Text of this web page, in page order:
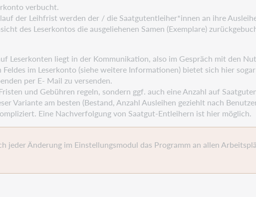
verbucht.
der Leihfrist werden der / die Saatgutentleiher*innen an ihre
des Leserkontos die ausgeliehenen Samen (Exemplare)
Leserkonten liegt in der Kommunikation, also im Gespräch mit den
im Leserkonto (siehe weitere Informationen) bietet sich hier
per E- Mail zu versenden.
und Gebühren regeln, sondern ggf. auch eine Anzahl auf
Variante am besten (Bestand, Anzahl Ausleihen geziehlt nach
Eine Nachverfolgung von Saatgut-Entleihern ist hier möglich.
jeder Änderung im Einstellungsmodul das Programm an allen